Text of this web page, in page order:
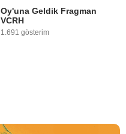
Oy'una Geldik Fragman
VCRH
1.691 gösterim